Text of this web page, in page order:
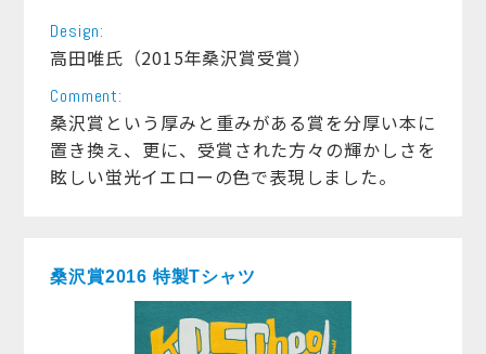
Design:
高田唯氏（2015年桑沢賞受賞）
Comment:
桑沢賞という厚みと重みがある賞を分厚い本に
置き換え、更に、受賞された方々の輝かしさを
眩しい蛍光イエローの色で表現しました。
桑沢賞2016 特製Tシャツ